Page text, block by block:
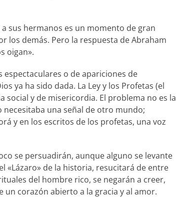
sus hermanos es un momento de gran
los demás. Pero la respuesta de Abraham
oigan».
espectaculares o de apariciones de
ya ha sido dada. La Ley y los Profetas (el
y de misericordia. El problema no es la
una señal de otro mundo;
y en los escritos de los profetas, una voz
se persuadirán, aunque alguno se levante
«Lázaro» de la historia, resucitará de entre
del hombre rico, se negarán a creer,
un corazón abierto a la gracia y al amor.